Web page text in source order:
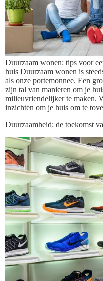
Duurzaam wonen: tips voor
huis Duurzaam wonen is
als onze portemonnee. Een
zijn tal van manieren om je
milieuvriendelijker te maken.
inzichten om je huis om te
Duurzaamheid: de toekomst